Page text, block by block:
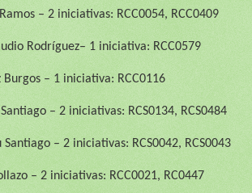
– 2 iniciativas: RCC0054, RCC0409
Rodríguez– 1 iniciativa: RCC0579
Burgos – 1 iniciativa: RCC0116
– 2 iniciativas: RCS0134, RCS0484
Santiago – 2 iniciativas: RCS0042, RCS0043
– 2 iniciativas: RCC0021, RC0447